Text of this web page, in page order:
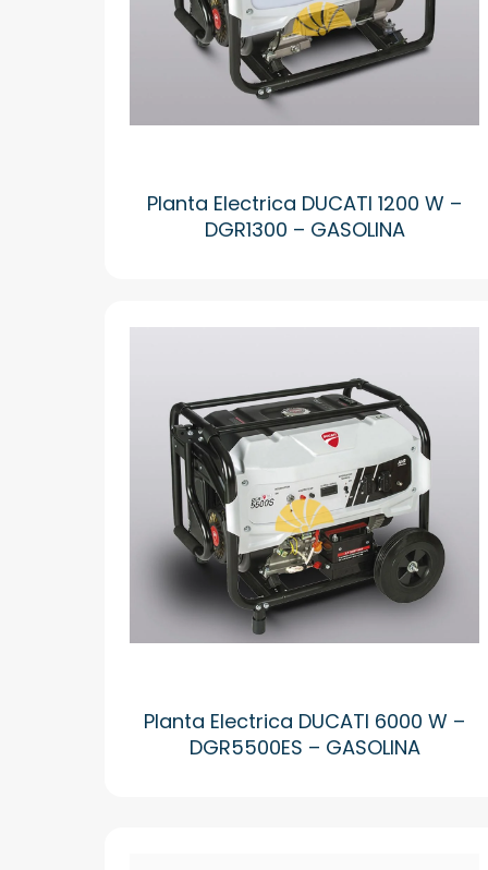
Planta Electrica DUCATI 1200 W –
DGR1300 – GASOLINA
Planta Electrica DUCATI 6000 W –
DGR5500ES – GASOLINA